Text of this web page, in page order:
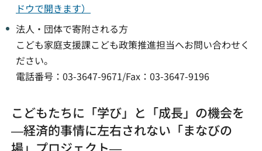
ドウで開きます）
法人・団体で寄附される方
こども家庭支援課こども政策推進担当へお問い合わせく
ださい。
電話番号：03-3647-9671/Fax：03-3647-9196
こどもたちに「学び」と「成長」の機会を
―経済的事情に左右されない「まなびの
場」プロジェクト―